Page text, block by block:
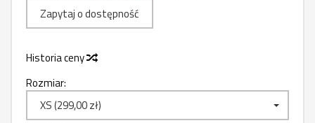
Zapytaj o dostępność
Historia ceny
Rozmiar:
XS (299,00 zł)